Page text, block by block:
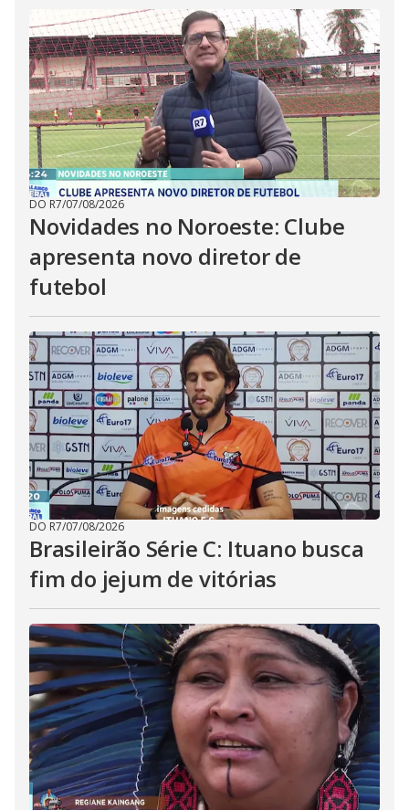
DO R7/07/08/2026
Novidades no Noroeste: Clube
apresenta novo diretor de
futebol
DO R7/07/08/2026
Brasileirão Série C: Ituano busca
fim do jejum de vitórias